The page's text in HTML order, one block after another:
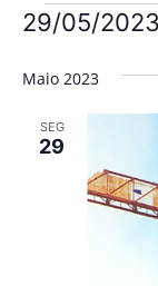
29/05/2023
data.
Maio 2023
SEG
29